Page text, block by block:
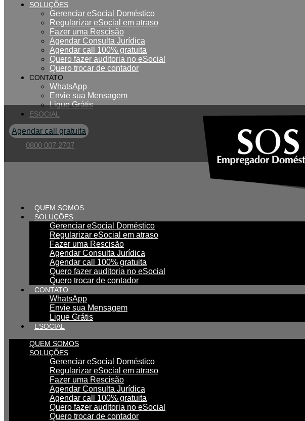
SOLUÇÕES
Gerenciar eSocial Doméstico
Regularizar eSocial em atraso
Fazer uma Rescisão
Agendar Consulta Jurídica
Agendar call 100% gratuita
Quero fazer auditoria no eSocial
Quero trocar de contador
CONTATO
WhatsApp
Envie sua Mensagem
Ligue Grátis
ESOCIAL
Agendar call gratuita
0800 007 2707
QUEM SOMOS
SOLUÇÕES
Gerenciar eSocial Doméstico
Regularizar eSocial em atraso
Fazer uma Rescisão
Agendar Consulta Jurídica
Agendar call 100% gratuita
Quero fazer auditoria no eSocial
Quero trocar de contador
CONTATO
WhatsApp
Envie sua Mensagem
Ligue Grátis
ESOCIAL
QUEM SOMOS
SOLUÇÕES
Gerenciar eSocial Doméstico
Regularizar eSocial em atraso
Fazer uma Rescisão
Agendar Consulta Jurídica
Agendar call 100% gratuita
Quero fazer auditoria no eSocial
Quero trocar de contador